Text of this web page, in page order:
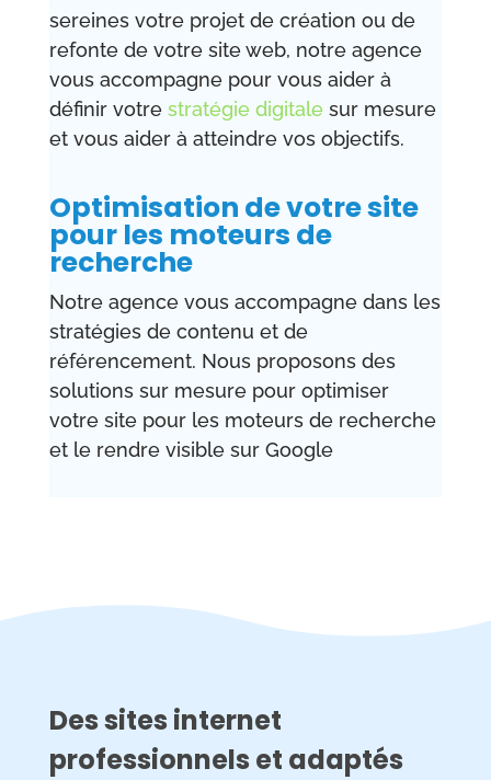
sereines votre projet de création ou de
refonte de votre site web, notre agence
vous accompagne pour vous aider à
définir votre stratégie digitale sur mesure
et vous aider à atteindre vos objectifs.
Optimisation de votre site
pour les moteurs de
recherche
Notre agence vous accompagne dans les
stratégies de contenu et de
référencement. Nous proposons des
solutions sur mesure pour optimiser
votre site pour les moteurs de recherche
et le rendre visible sur Google
Des sites internet
professionnels et adaptés